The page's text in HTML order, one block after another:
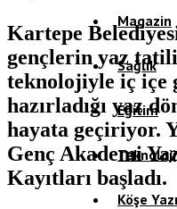
Magazin
Sağlık
Eğitim
Teknoloji
Köşe
Kartepe
gençlerin yaz
teknolojiyle iç içe
hazırladığı yaz
hayata geçiriyor.
Genç Akademi
Kayıtları başladı.